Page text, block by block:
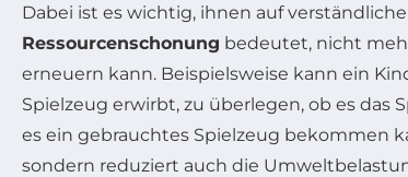
Dabei ist es wichtig, ihnen auf
Ressourcenschonung bedeutet, nicht
erneuern kann. Beispielsweise kann ein
Spielzeug erwirbt, zu überlegen, ob es das
es ein gebrauchtes Spielzeug bekommen
sondern reduziert auch die